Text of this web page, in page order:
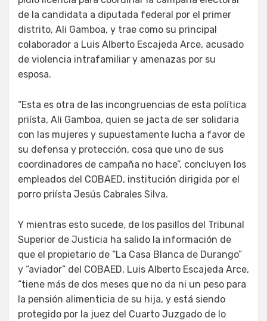
de la candidata a diputada federal por el primer
distrito, Ali Gamboa, y trae como su principal
colaborador a Luis Alberto Escajeda Arce, acusado
de violencia intrafamiliar y amenazas por su
esposa.
“Esta es otra de las incongruencias de esta política
priísta, Ali Gamboa, quien se jacta de ser solidaria
con las mujeres y supuestamente lucha a favor de
su defensa y protección, cosa que uno de sus
coordinadores de campaña no hace”, concluyen los
empleados del COBAED, institución dirigida por el
porro priísta Jesús Cabrales Silva.
Y mientras esto sucede, de los pasillos del Tribunal
Superior de Justicia ha salido la información de
que el propietario de “La Casa Blanca de Durango”
y “aviador” del COBAED, Luis Alberto Escajeda Arce,
“tiene más de dos meses que no da ni un peso para
la pensión alimenticia de su hija, y está siendo
protegido por la juez del Cuarto Juzgado de lo